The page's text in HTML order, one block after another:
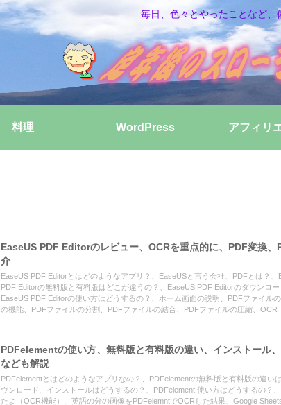
毎日、色々とやったことなど
料理 WordPress アフィリ
EaseUS PDF Editorのレビュー、OCRを重点的に、PDF変換、
介
EaseUS PDF Editorとはどのようなアプリ？、EaseUSと言う会社、PDFとは？
PDF Editorの無料版と有料版はどこが違うの？、EaseUS PDF Editorのダウンロ
EaseUS PDF Editorの使い方はどうするの？、ホーム画面の説明、PDFファイル
の機能、PDFファイルの分割、PDFファイルの結合、PDFファイルの圧縮、OCR
PDFelementの使い方、無料版と有料版の違い、インストール
なども解説
PDFelementとはどのようなアプリなの？、PDFelementの無料版と有料版の違い
ウンロード、インストールはどうするの？、PDFelement 使い方はどうするの？
たよ（OCR機能）、英語の分の画像をPDFelemntでOCRした結果、Google